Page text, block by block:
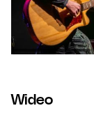
Wideo